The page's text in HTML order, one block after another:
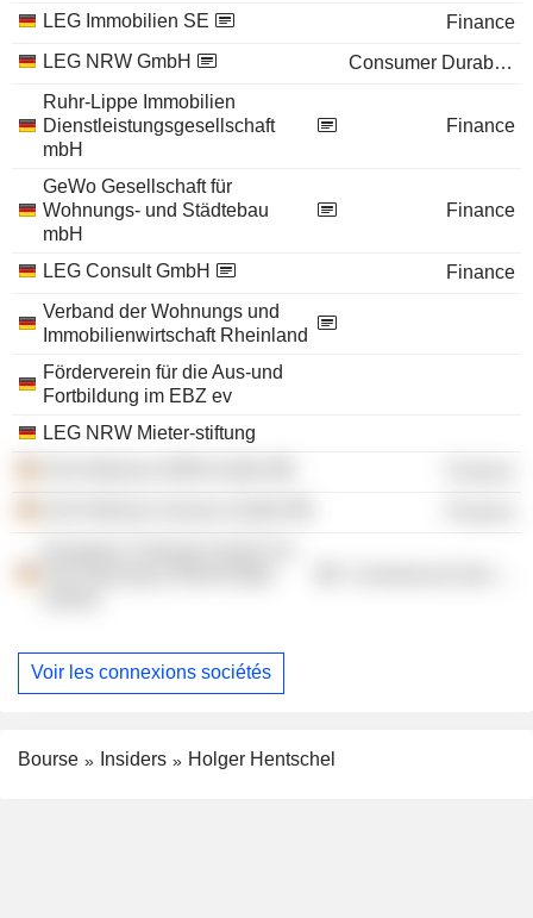
LEG Immobilien SE
Finance
LEG NRW GmbH
Consumer Durables
Ruhr-Lippe Immobilien
Dienstleistungsgesellschaft
mbH
Finance
GeWo Gesellschaft für
Wohnungs- und Städtebau
mbH
Finance
LEG Consult GmbH
Finance
Verband der Wohnungs und
Immobilienwirtschaft Rheinland
Förderverein für die Aus-und
Fortbildung im EBZ ev
LEG NRW Mieter-stiftung
Voir les connexions sociétés
Bourse Insiders Holger Hentschel